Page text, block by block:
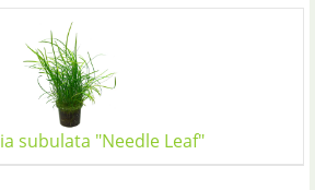
subulata "Needle Leaf"